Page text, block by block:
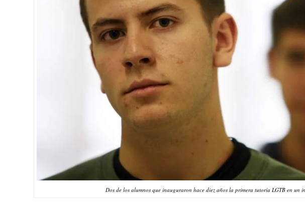
Dos de los alumnos que inauguraron hace diez años la primera tutoría LGTB en un